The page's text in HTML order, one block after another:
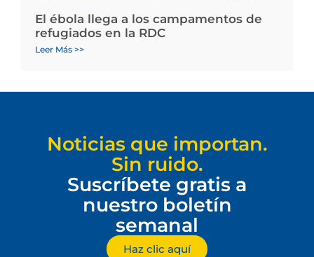
El ébola llega a los campamentos de
refugiados en la RDC
Leer Más >>
Noticias que importan.
Sin ruido.
Suscríbete gratis a
nuestro boletín
semanal
Haz clic aquí